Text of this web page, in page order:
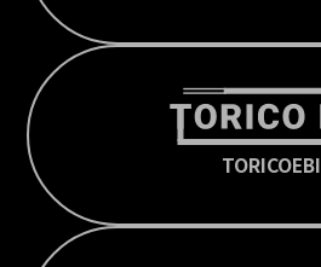
TORICOEBI